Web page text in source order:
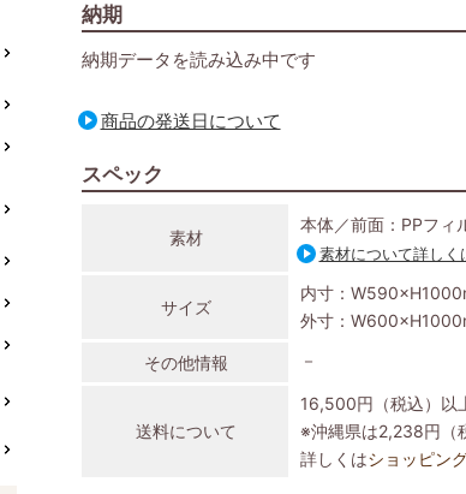
納期
納期データを読み込み中です
商品の発送日について
スペック
素材
本体／前面：PPフ
素材について詳しく
サイズ
内寸：
外寸：
その他情報 －
送料について
16,500円（税込）以
※沖縄県は2,238円（
詳しくはショッピン